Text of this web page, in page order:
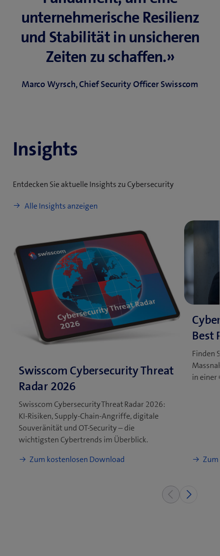
unternehmerische Resilienz
und Stabilität in unsicheren
Zeiten zu schaffen.»
Marco Wyrsch, Chief Security Officer Swisscom
Insights
Entdecken Sie aktuelle Insights zu Cybersecurity
Alle Insights anzeigen
Swisscom Cybersecurity Threat Radar 2026:
KI-Risiken, Supply-Chain-Angriffe, digitale
Souveränität und OT-Security – die
wichtigsten Cybertrends im Überblick.
Finden
in einer